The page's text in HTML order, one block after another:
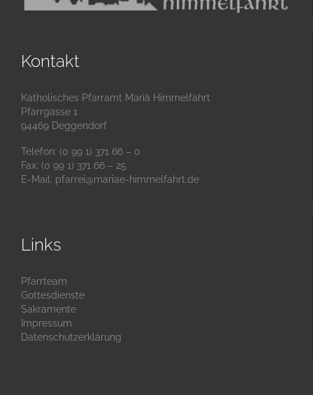
Kontakt
Katholisches Pfarramt Mariä Himmelfahrt
Pfarrgasse 1
94469 Deggendorf
Telefon: (0 99 1) 371 66 – 0
Fax: (0 99 1) 371 66 – 25
E-Mail: pfarrei@mariae-himmelfahrt.de
Links
Pfarrteam
Gottesdienste
Sakramente
Impressum
Datenschutzerklärung